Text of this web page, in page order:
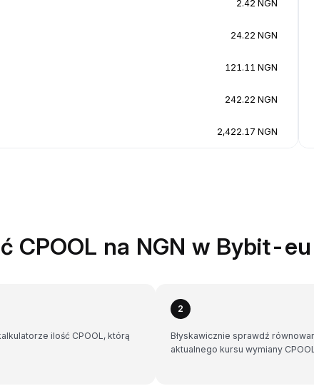
2.42 NGN
24.22 NGN
121.11 NGN
242.22 NGN
2,422.17 NGN
CPOOL na NGN w Bybit-eu
ilość CPOOL, którą
2
Błyskawicznie sprawdź
aktualnego kursu wymiany